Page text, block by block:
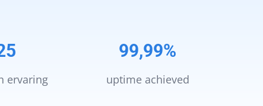
ervaring
99,99%
uptime achieved